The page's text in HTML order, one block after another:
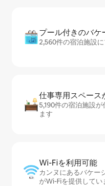
プール付きのバ⁠ケ⁠
2,560件の宿泊施設
仕事専用ス⁠ペ⁠ー⁠ス
5,190件の宿泊施設
ます
Wi-Fiを利⁠用⁠可⁠能
カンヌにあるバケー
がWi-Fiを提供してい